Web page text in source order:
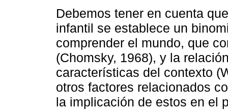
Debemos tener en cuenta
infantil se establece un
comprender el mundo, que
(Chomsky, 1968), y la
características del contexto
otros factores relacionados
la implicación de estos en el